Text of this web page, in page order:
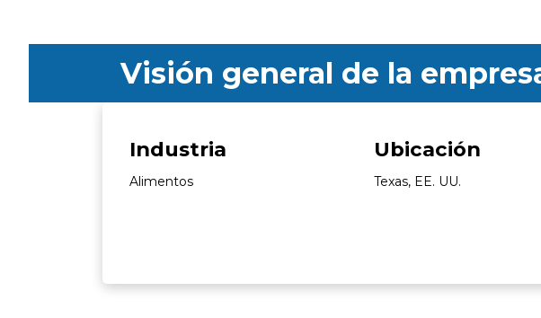
Visión general de la
Industria
Alimentos
Ubicación
Texas, EE. UU.